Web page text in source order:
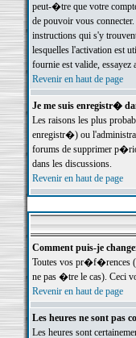
peut-�tre que votre
de pouvoir vous
instructions qui s'y
lesquelles l'activation est
fournie est valide, essayez
Revenir en haut de page
Je me suis enregistr�
Les raisons les plus
enregistr�) ou
forums de supprimer
dans les discussions.
Revenir en haut de page
Comment puis-je
Toutes vos pr�f�rences
ne pas �tre le cas). Ceci
Revenir en haut de page
Les heures ne sont pas
Les heures sont